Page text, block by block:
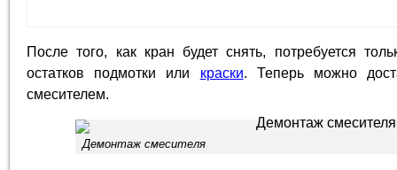
После того, как кран будет снять, потребуется
остатков подмотки или краски. Теперь можно
смесителем.
Демонтаж смесителя